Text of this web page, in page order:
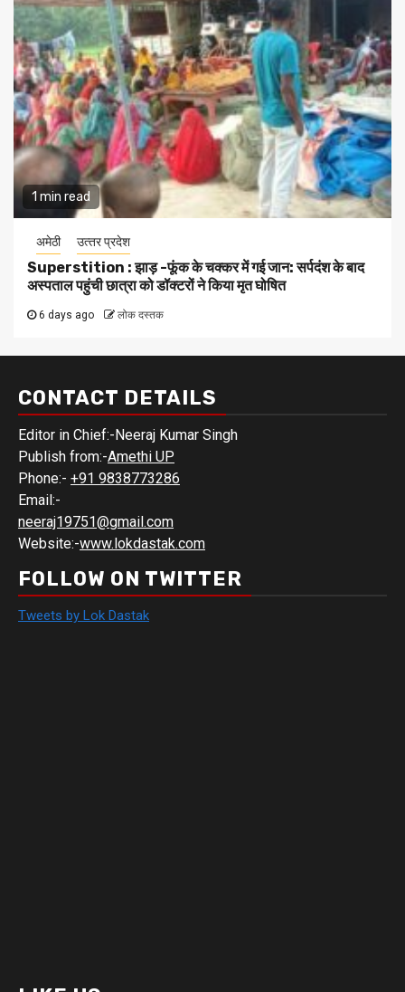
1 min read
अमेठी उत्‍तर प्रदेश
Superstition : झाड़ -फूंक के चक्कर में गई जान: सर्पदंश के बाद
अस्पताल पहुंची छात्रा को डॉक्टरों ने किया मृत घोषित
6 days ago लोक दस्तक
CONTACT DETAILS
Editor in Chief:-Neeraj Kumar Singh
Publish from:-Amethi UP
Phone:- +91 9838773286
Email:-
neeraj19751@gmail.com
Website:-www.lokdastak.com
FOLLOW ON TWITTER
Tweets by Lok Dastak